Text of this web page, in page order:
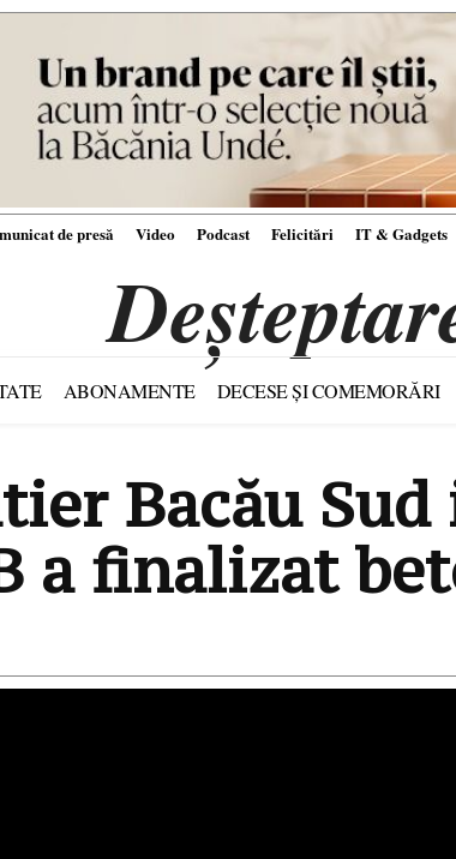
de presă Video Podcast Felicitări IT & Gadgets
ABONAMENTE DECESE ȘI COMEMORĂRI
Bacău
a finalizat